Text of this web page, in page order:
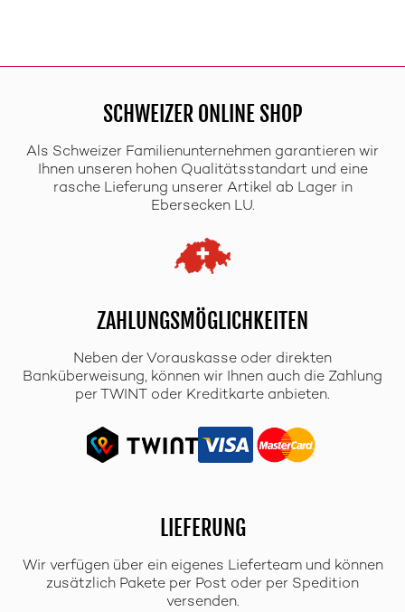
SCHWEIZER ONLINE SHOP
Als Schweizer Familienunternehmen garantieren wir
Ihnen unseren hohen Qualitätsstandart und eine
rasche Lieferung unserer Artikel ab Lager in
Ebersecken LU.
ZAHLUNGSMÖGLICHKEITEN
Neben der Vorauskasse oder direkten
Banküberweisung, können wir Ihnen auch die Zahlung
per TWINT oder Kreditkarte anbieten.
LIEFERUNG
Wir verfügen über ein eigenes Lieferteam und können
zusätzlich Pakete per Post oder per Spedition
versenden.